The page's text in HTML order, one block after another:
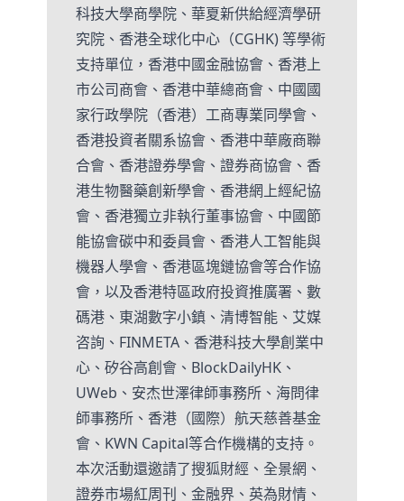
科技大學商學院、華夏新供給經濟學研
究院、香港全球化中心（CGHK) 等學術
支持單位，香港中國金融協會、香港上
市公司商會、香港中華總商會、中國國
家行政學院（香港）工商專業同學會、
香港投資者關系協會、香港中華廠商聯
合會、香港證券學會、證券商協會、香
港生物醫藥創新學會、香港網上經紀協
會、香港獨立非執行董事協會、中國節
能協會碳中和委員會、香港人工智能與
機器人學會、香港區塊鏈協會等合作協
會，以及香港特區政府投資推廣署、數
碼港、東湖數字小鎮、清博智能、艾媒
咨詢、FINMETA、香港科技大學創業中
心、矽谷高創會、BlockDailyHK、
UWeb、安杰世澤律師事務所、海問律
師事務所、香港（國際）航天慈善基金
會、KWN Capital等合作機構的支持。
本次活動還邀請了搜狐財經、全景網、
證券市場紅周刊、金融界、英為財情、